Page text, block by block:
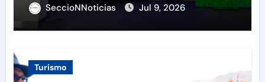
SeccioNNoticias Jul 9, 2026
Turismo